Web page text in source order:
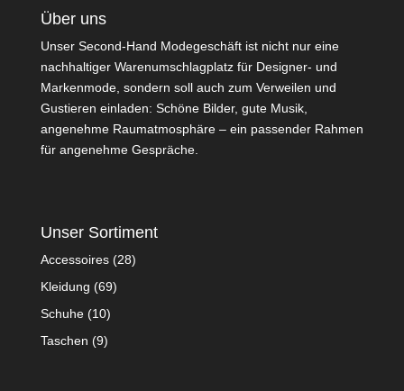
Über uns
Unser Second-Hand Modegeschäft ist nicht nur eine
nachhaltiger Warenumschlagplatz für Designer- und
Markenmode, sondern soll auch zum Verweilen und
Gustieren einladen: Schöne Bilder, gute Musik,
angenehme Raumatmosphäre – ein passender Rahmen
für angenehme Gespräche.
Unser Sortiment
Accessoires (28)
Kleidung (69)
Schuhe (10)
Taschen (9)